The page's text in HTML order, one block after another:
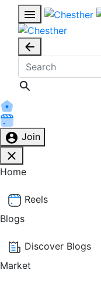
Join
Home
Reels
Blogs
Discover Blogs
Market